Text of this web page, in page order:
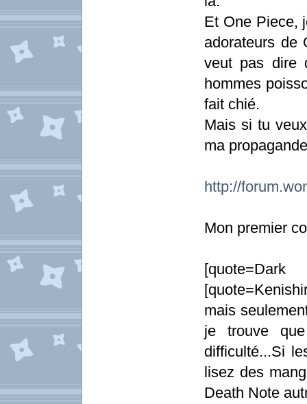
Et One Piece,
adorateurs
veut pas dire
hommes
fait chié.
Mais si tu
ma
http://
Mon premier
mais
je trouve
difficulté...Si
lisez des
Death Note